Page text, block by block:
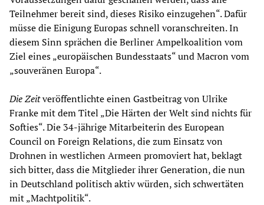
Teilnehmer bereit sind, dieses Risiko einzugehen“. Dafür
müsse die Einigung Europas schnell voranschreiten. In
diesem Sinn sprächen die Berliner Ampelkoalition vom
Ziel eines „europäischen Bundesstaats“ und Macron vom
„souveränen Europa“.
Die Zeitveröffentlichte einen Gastbeitrag von Ulrike
Franke mit dem Titel „Die Härten der Welt sind nichts für
Softies“. Die 34-jährige Mitarbeiterin des European
Council on Foreign Relations, die zum Einsatz von
Drohnen in westlichen Armeen promoviert hat, beklagt
sich bitter, dass die Mitglieder ihrer Generation, die nun
in Deutschland politisch aktiv würden, sich schwertäten
mit „Machtpolitik“.